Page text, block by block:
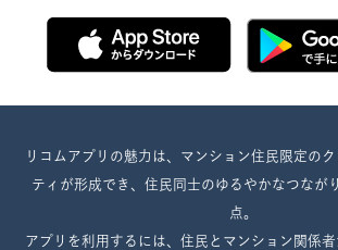
リコムアプリの魅力は、マンション住民限定の
ティが形成でき、住民同士のゆるやかなつなが
点。
アプリを利用するには、住民とマンション関係